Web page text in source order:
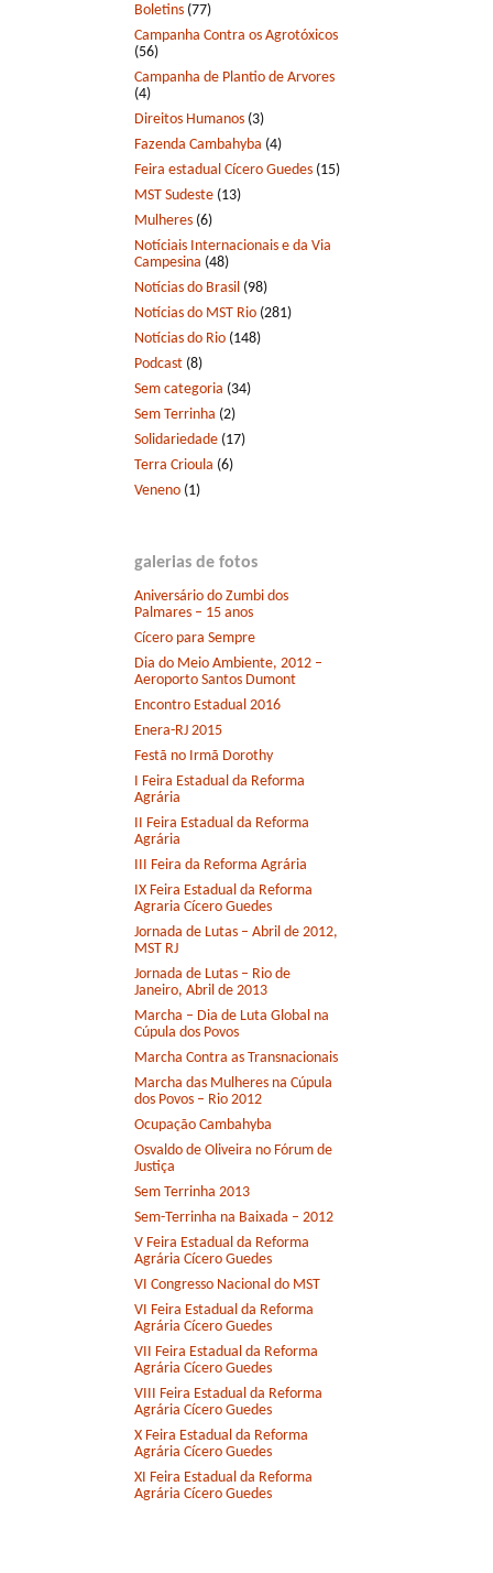
Boletins (77)
Campanha Contra os Agrotóxicos
(56)
Campanha de Plantio de Arvores
(4)
Direitos Humanos (3)
Fazenda Cambahyba (4)
Feira estadual Cícero Guedes (15)
MST Sudeste (13)
Mulheres (6)
Notíciais Internacionais e da Via
Campesina (48)
Notícias do Brasil (98)
Notícias do MST Rio (281)
Notícias do Rio (148)
Podcast (8)
Sem categoria (34)
Sem Terrinha (2)
Solidariedade (17)
Terra Crioula (6)
Veneno (1)
galerias de fotos
Aniversário do Zumbi dos
Palmares – 15 anos
Cícero para Sempre
Dia do Meio Ambiente, 2012 –
Aeroporto Santos Dumont
Encontro Estadual 2016
Enera-RJ 2015
Festã no Irmã Dorothy
I Feira Estadual da Reforma
Agrária
II Feira Estadual da Reforma
Agrária
III Feira da Reforma Agrária
IX Feira Estadual da Reforma
Agraria Cícero Guedes
Jornada de Lutas – Abril de 2012,
MST RJ
Jornada de Lutas – Rio de
Janeiro, Abril de 2013
Marcha – Dia de Luta Global na
Cúpula dos Povos
Marcha Contra as Transnacionais
Marcha das Mulheres na Cúpula
dos Povos – Rio 2012
Ocupação Cambahyba
Osvaldo de Oliveira no Fórum de
Justiça
Sem Terrinha 2013
Sem-Terrinha na Baixada – 2012
V Feira Estadual da Reforma
Agrária Cícero Guedes
VI Congresso Nacional do MST
VI Feira Estadual da Reforma
Agrária Cícero Guedes
VII Feira Estadual da Reforma
Agrária Cícero Guedes
VIII Feira Estadual da Reforma
Agrária Cícero Guedes
X Feira Estadual da Reforma
Agrária Cícero Guedes
XI Feira Estadual da Reforma
Agrária Cícero Guedes